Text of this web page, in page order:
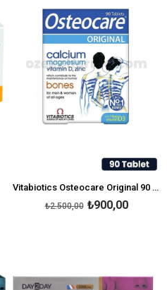
Vitabiotics Osteocare Original 90 Tablet
₺900,00
₺2.500,00